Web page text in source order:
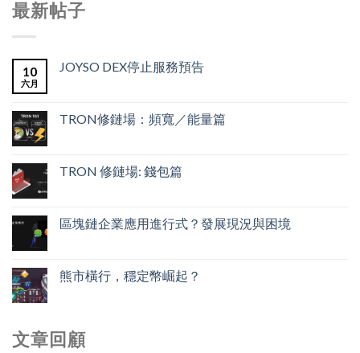
最新帖子
10
六月
JOYSO DEX停止服務預告
TRON修鏈場：頻寬／能量篇
TRON 修鏈場: 錢包篇
區塊鏈企業應用進行式？發展現況與困境
熊市橫行，穩定幣崛起？
文章回顧